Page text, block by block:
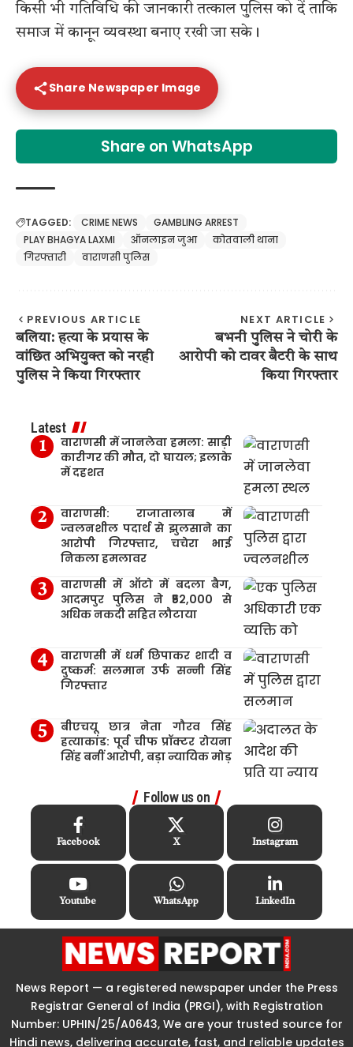
किसी भी गतिविधि की जानकारी तत्काल पुलिस को दें ताकि
समाज में कानून व्यवस्था बनाए रखी जा सके।
Share Newspaper Image
Share on WhatsApp
TAGGED: CRIME NEWS
GAMBLING ARREST
PLAY BHAGYA LAXMI
ऑनलाइन जुआ
कोतवाली थाना
गिरफ्तारी
वाराणसी पुलिस
PREVIOUS ARTICLE
बलिया: हत्या के प्रयास के
वांछित अभियुक्त को नरही
पुलिस ने किया गिरफ्तार
NEXT ARTICLE
बभनी पुलिस ने चोरी के
आरोपी को टावर बैटरी के साथ
किया गिरफ्तार
Latest
वाराणसी में जानलेवा हमला: साड़ी
कारीगर की मौत, दो घायल; इलाके
में दहशत
वाराणसी: राजातालाब में
ज्वलनशील पदार्थ से झुलसाने का
आरोपी गिरफ्तार, चचेरा भाई
निकला हमलावर
वाराणसी में ऑटो में बदला बैग,
आदमपुर पुलिस ने ₹52,000 से
अधिक नकदी सहित लौटाया
वाराणसी में धर्म छिपाकर शादी व
दुष्कर्म: सलमान उर्फ सन्नी सिंह
गिरफ्तार
बीएचयू छात्र नेता गौरव सिंह
हत्याकांड: पूर्व चीफ प्रॉक्टर रोयना
सिंह बनीं आरोपी, बड़ा न्यायिक मोड़
Follow us on
Facebook X Instagram
Youtube WhatsApp LinkedIn
News Report — a registered newspaper under the Press
Registrar General of India (PRGI), with Registration
Number: UPHIN/25/A0643, We are your trusted source for
Hindi news, delivering accurate, fast, and reliable updates